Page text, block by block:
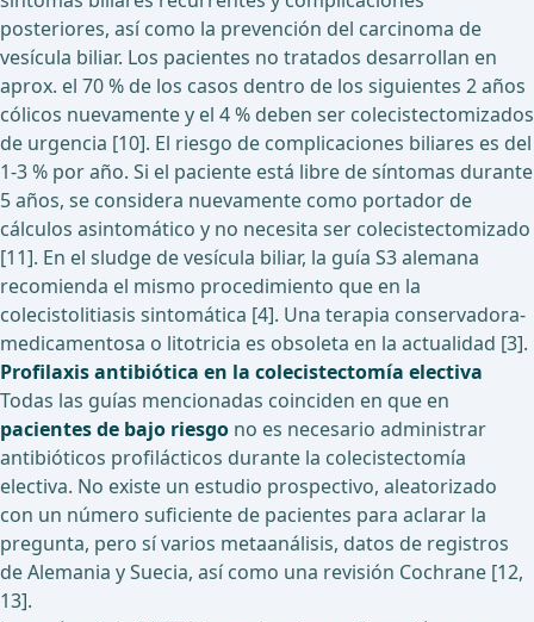
posteriores, así como la prevención del carcinoma de
vesícula biliar. Los pacientes no tratados desarrollan en
aprox. el 70 % de los casos dentro de los siguientes 2 años
cólicos nuevamente y el 4 % deben ser colecistectomizados
de urgencia [10]. El riesgo de complicaciones biliares es del
1-3 % por año. Si el paciente está libre de síntomas durante
5 años, se considera nuevamente como portador de
cálculos asintomático y no necesita ser colecistectomizado
[11]. En el sludge de vesícula biliar, la guía S3 alemana
recomienda el mismo procedimiento que en la
colecistolitiasis sintomática [4]. Una terapia conservadora-
medicamentosa o litotricia es obsoleta en la actualidad [3].
Profilaxis antibiótica en la colecistectomía electiva
Todas las guías mencionadas coinciden en que en
pacientes de bajo riesgo no es necesario administrar
antibióticos profilácticos durante la colecistectomía
electiva. No existe un estudio prospectivo, aleatorizado
con un número suficiente de pacientes para aclarar la
pregunta, pero sí varios metaanálisis, datos de registros
de Alemania y Suecia, así como una revisión Cochrane [12,
13].